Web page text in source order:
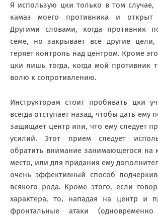
Я использую цки только в том случае,
камаэ моего противника и открыт
Другими словами, когда противник
семе, но закрывает все другие цели,
теряет контроль над центром. Кроме
цки лишь тогда, когда мой противник
волю к сопротивлению.
Инструкторам стоит пробивать цки
всегда отступает назад, чтобы дать ему
защищает центр или, что ему следует
усилий. Этот прием следует
обратить внимание занимающегося на
место, или для придания ему
очень эффективный способ
всякого рода. Кроме этого, если
характера, то, нападая на центр и
фронтальные атаки